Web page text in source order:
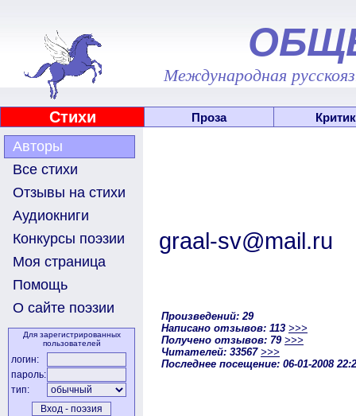
Международная
Стихи Проза
Авторы
Все стихи
Отзывы на стихи
Аудиокниги
Конкурсы поэзии
Моя страница
Помощь
О сайте поэзии
Для зарегистрированных
пользователей
логин:
пароль:
тип:
graal-sv@mail.ru
Произведений: 29
Написано отзывов: 113 >>>
Получено отзывов: 79 >>>
Читателей: 33567 >>>
Последнее посещение: 06-01-2008